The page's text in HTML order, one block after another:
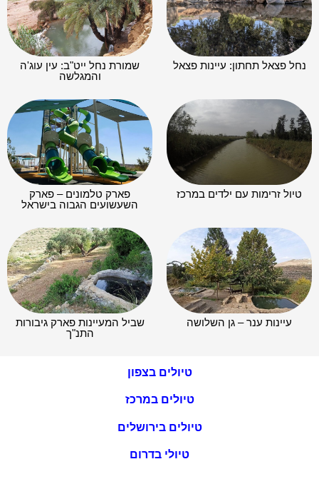
נחל פצאל תחתון: עיינות פצאל
שמורת נחל ייט"ב: עין עוג'ה
והמגלשה
טיול זרימות עם ילדים במרכז
פארק טלמונים – פארק
השעשועים הגבוה בישראל
עיינות ענר – גן השלושה
שביל המעיינות פארק גיבורות
התנ"ך
טיולים בצפון
טיולים במרכז
טיולים בירושלים
טיולי בדרום